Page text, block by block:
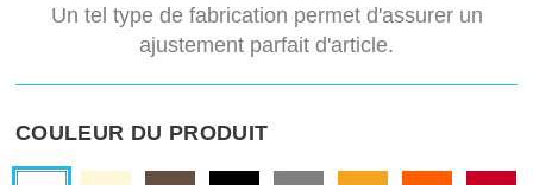
Un tel type de fabrication permet d'assurer un
ajustement parfait d'article.
COULEUR DU PRODUIT